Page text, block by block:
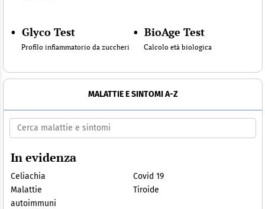
• Glyco Test
Profilo infiammatorio da zuccheri
• BioAge Test
Calcolo età biologica
MALATTIE E SINTOMI A-Z
In evidenza
Celiachia
Covid 19
Malattie
autoimmuni
Tiroide